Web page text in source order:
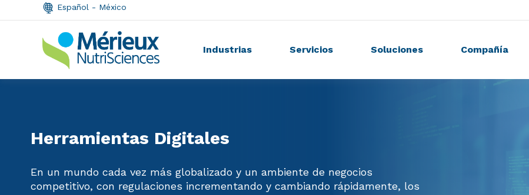
Español - México
Industrias Servicios Soluciones Compañía
Herramientas Digitales
En un mundo cada vez más globalizado y un ambiente de negocios
competitivo, con regulaciones incrementando y cambiando rápidamente, los